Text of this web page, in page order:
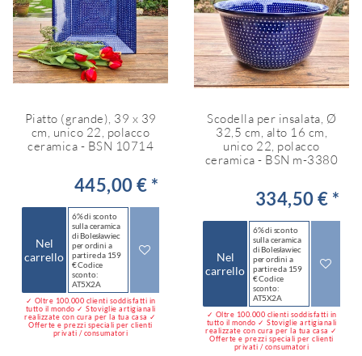
Piatto (grande), 39 x 39
cm, unico 22, polacco
ceramica - BSN 10714
445,00 € *
Nel
carrello
6% di sconto
sulla ceramica
di Bolesławiec
per ordini a
partire da 159
€ Codice
sconto:
AT5X2A
✓ Oltre 100.000 clienti soddisfatti in
tutto il mondo ✓ Stoviglie artigianali
realizzate con cura per la tua casa ✓
Offerte e prezzi speciali per clienti
privati / consumatori
Scodella per insalata, Ø
32,5 cm, alto 16 cm,
unico 22, polacco
ceramica - BSN m-3380
334,50 € *
Nel
carrello
6% di sconto
sulla ceramica
di Bolesławiec
per ordini a
partire da 159
€ Codice
sconto:
AT5X2A
✓ Oltre 100.000 clienti soddisfatti in
tutto il mondo ✓ Stoviglie artigianali
realizzate con cura per la tua casa ✓
Offerte e prezzi speciali per clienti
privati / consumatori